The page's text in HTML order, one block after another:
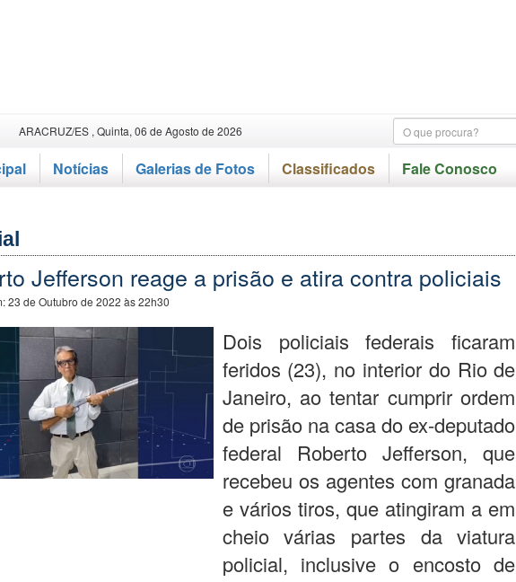
ARACRUZ/ES , Quinta, 06 de Agosto de 2026
Notícias Galerias de Fotos Classificados Fale Conosco
Jefferson reage a prisão e atira contra policiais
23 de Outubro de 2022 às 22h30
Dois policiais federais ficaram
feridos (23), no interior do Rio de
Janeiro, ao tentar cumprir ordem
de prisão na casa do ex-deputado
federal Roberto Jefferson, que
recebeu os agentes com granada
e vários tiros, que atingiram a em
cheio várias partes da viatura
policial, inclusive o encosto de